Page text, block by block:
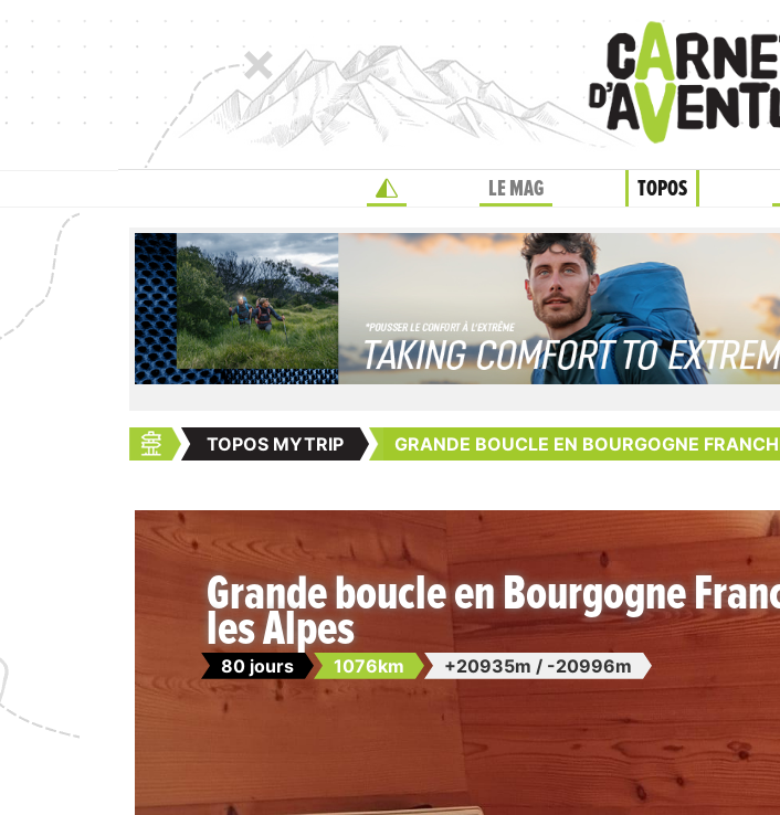
LE MAG TOPOS
TOPOS MYTRIP GRANDE BOUCLE EN BOURGOGNE
Grande boucle en Bourgogne
les Alpes
80 jours 1076km +20935m / -20996m